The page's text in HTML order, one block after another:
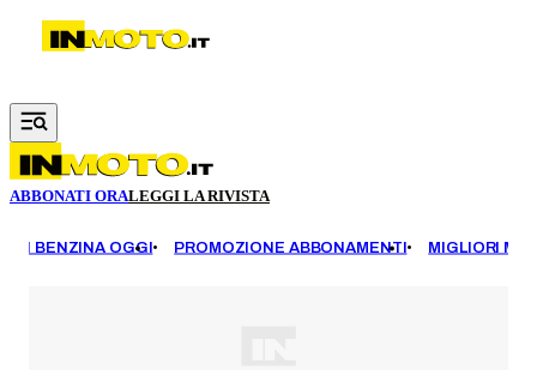
Vai al contenuto principale
ABBONATI ORALEGGI LA RIVISTA
BENZINA OGGI PROMOZIONE ABBONAMENTI MIGLIORI